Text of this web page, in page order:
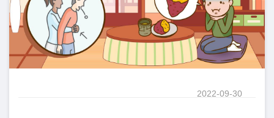
2022-09-30